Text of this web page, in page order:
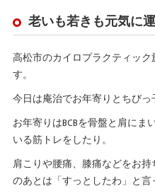
老いも若きも元気に
高松市のカイロプラクティッ
す。
今日は庵治でお年寄りとちびっ
お年寄りはBCBを骨盤と肩に
いる筋トレをしたり。
肩こりや腰痛、膝痛などをお
のあとは「すっとしたわ」と言